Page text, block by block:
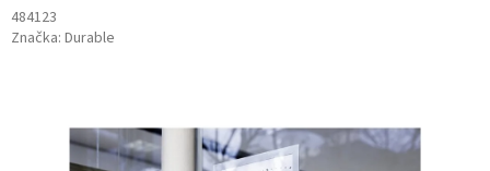
484123
Značka: Durable